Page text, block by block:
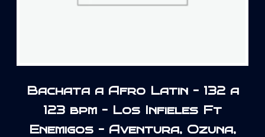
Bachata a Afro Latin – 132 a
123 bpm – Los Infieles Ft
Enemigos – Aventura, Ozuna,